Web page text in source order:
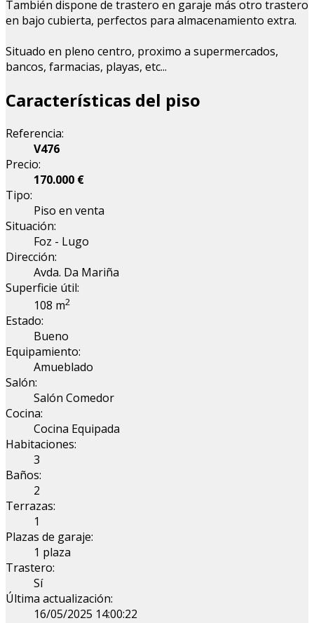
También dispone de trastero en garaje más otro trastero
en bajo cubierta, perfectos para almacenamiento extra.
Situado en pleno centro, proximo a supermercados,
bancos, farmacias, playas, etc...
Características del piso
Referencia:
V476
Precio:
170.000 €
Tipo:
Piso en venta
Situación:
Foz - Lugo
Dirección:
Avda. Da Mariña
Superficie útil:
108 m2
Estado:
Bueno
Equipamiento:
Amueblado
Salón:
Salón Comedor
Cocina:
Cocina Equipada
Habitaciones:
3
Baños:
2
Terrazas:
1
Plazas de garaje:
1 plaza
Trastero:
Sí
Última actualización:
16/05/2025 14:00:22